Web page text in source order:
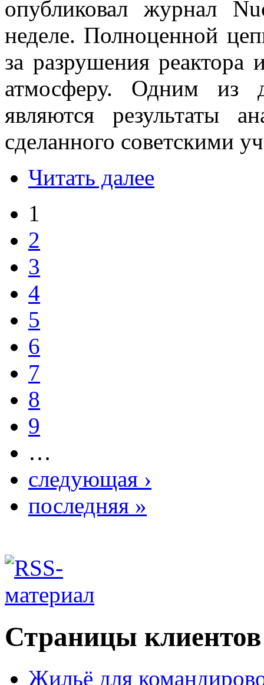
опубликовал журнал
неделе. Полноценной
за разрушения реактора
атмосферу. Одним из
являются результаты
сделанного советскими
Читать далее
1
2
3
4
5
6
7
8
9
…
следующая ›
последняя »
Страницы клиентов
Жильё для